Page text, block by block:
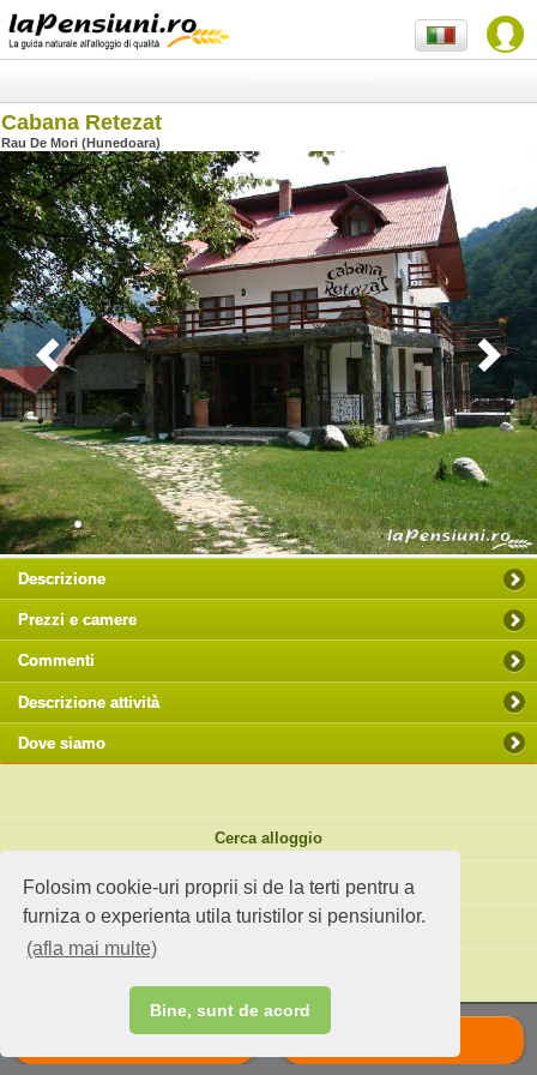
Folosim cookie-uri proprii si de la terti pentru a
furniza o experienta utila turistilor si pensiunilor.
(afla mai multe)
Bine, sunt de acord
Cabana Retezat
Rau De Mori (Hunedoara)
Chiama
Descrizione
Prezzi e camere
Commenti
Descrizione attività
Dove siamo
Cerca alloggio
Spunti di viaggio
Sito standard